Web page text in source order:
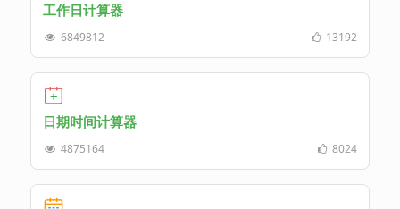
工作日计算器
6849812 13192
日期时间计算器
4875164 8024